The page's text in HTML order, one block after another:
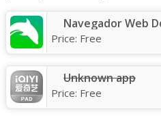
Navegador Web
Price: Free
Unknown app
Price: Free